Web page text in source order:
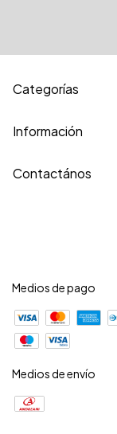
Categorías
Información
Contactános
Medios de pago
Medios de envío